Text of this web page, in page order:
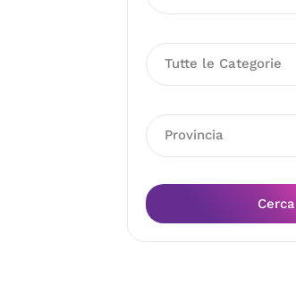
Tutte le Categorie
Provincia
Cerca